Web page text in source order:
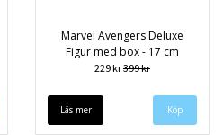
Marvel Avengers Deluxe
Figur med box - 17 cm
229 kr399 kr
Läs mer Köp